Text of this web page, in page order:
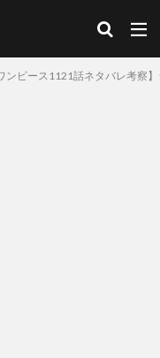
ワンピース1121話ネタバレ考察